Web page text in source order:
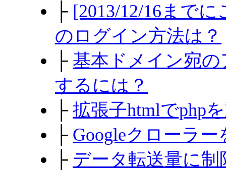
├ [2013/12/16まで
のログイン方法は？
├ 基本ドメイン宛
するには？
├ 拡張子htmlでphp
├ Googleクローラ
├ データ転送量に